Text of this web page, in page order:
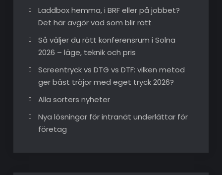
Laddbox hemma, i BRF eller på jobbet?
Det här avgör vad som blir rätt
Så väljer du rätt konferensrum i Solna
2026 – läge, teknik och pris
Screentryck vs DTG vs DTF: vilken metod
ger bäst tröjor med eget tryck 2026?
Alla sorters nyheter
Nya lösningar för intranät underlättar för
företag